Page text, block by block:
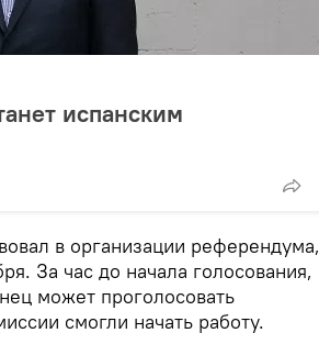
испанским
в организации референдума,
За час до начала голосования,
может проголосовать
смогли начать работу.